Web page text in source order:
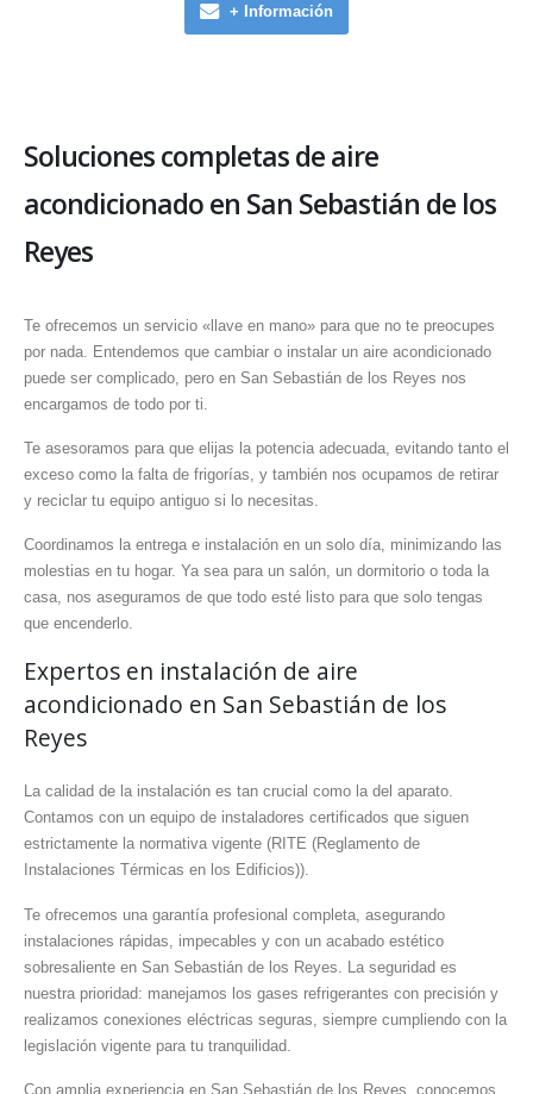
+ Información
Soluciones completas de aire
acondicionado en San Sebastián de los
Reyes
Te ofrecemos un servicio «llave en mano» para que no te preocupes
por nada. Entendemos que cambiar o instalar un aire acondicionado
puede ser complicado, pero en San Sebastián de los Reyes nos
encargamos de todo por ti.
Te asesoramos para que elijas la potencia adecuada, evitando tanto el
exceso como la falta de frigorías, y también nos ocupamos de retirar
y reciclar tu equipo antiguo si lo necesitas.
Coordinamos la entrega e instalación en un solo día, minimizando las
molestias en tu hogar. Ya sea para un salón, un dormitorio o toda la
casa, nos aseguramos de que todo esté listo para que solo tengas
que encenderlo.
Expertos en instalación de aire
acondicionado en San Sebastián de los
Reyes
La calidad de la instalación es tan crucial como la del aparato.
Contamos con un equipo de instaladores certificados que siguen
estrictamente la normativa vigente (RITE (Reglamento de
Instalaciones Térmicas en los Edificios)).
Te ofrecemos una garantía profesional completa, asegurando
instalaciones rápidas, impecables y con un acabado estético
sobresaliente en San Sebastián de los Reyes. La seguridad es
nuestra prioridad: manejamos los gases refrigerantes con precisión y
realizamos conexiones eléctricas seguras, siempre cumpliendo con la
legislación vigente para tu tranquilidad.
Con amplia experiencia en San Sebastián de los Reyes, conocemos